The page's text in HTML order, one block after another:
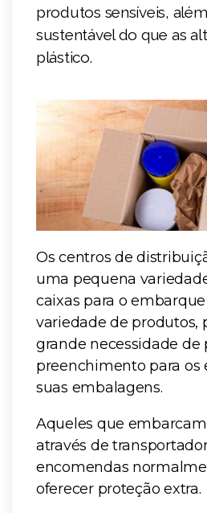
produtos sensíveis,
sustentável do que as
plástico.
Os centros de
uma pequena
caixas para o
variedade de produtos,
grande necessidade de
preenchimento para os
suas embalagens.
Aqueles que
através de
encomendas
oferecer proteção extra.